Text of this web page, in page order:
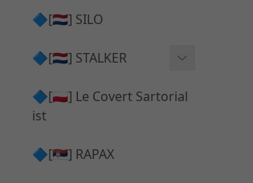
✅ 通用 ⧸ 精品
MDR-X 🔄 原廠 ⧸ 零件
Lambda 03 AEG 精密內管
Lambda 05 AEG 精密內管
01 精密內管
05 精密內管
08 精密內管
🔷[🇳🇱] SILO
🔷[🇳🇱] STALKER
Action Army AAP01 升級
套件
HOP膠皮 ⧸ 下壓塊
🔷[🇵🇱] Le Covert Sartorial
ist
🔷[🇷🇸] RAPAX